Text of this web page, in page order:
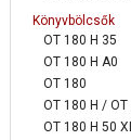
Könyvbölcsők
OT 180 H 35
OT 180 H A0
OT 180
OT 180 H / OT
OT 180 H 50